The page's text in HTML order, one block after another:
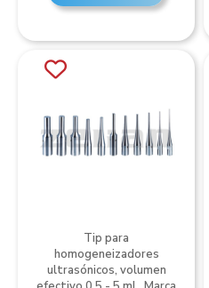
Tip para
homogeneizadores
ultrasónicos, volumen